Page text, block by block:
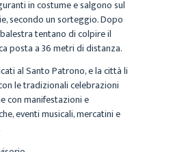
in costume e salgono sul
secondo un sorteggio. Dopo
tentano di colpire il
posta a 36 metri di distanza.
al Santo Patrono, e la città li
le tradizionali celebrazioni
con manifestazioni e
eventi musicali, mercatini e